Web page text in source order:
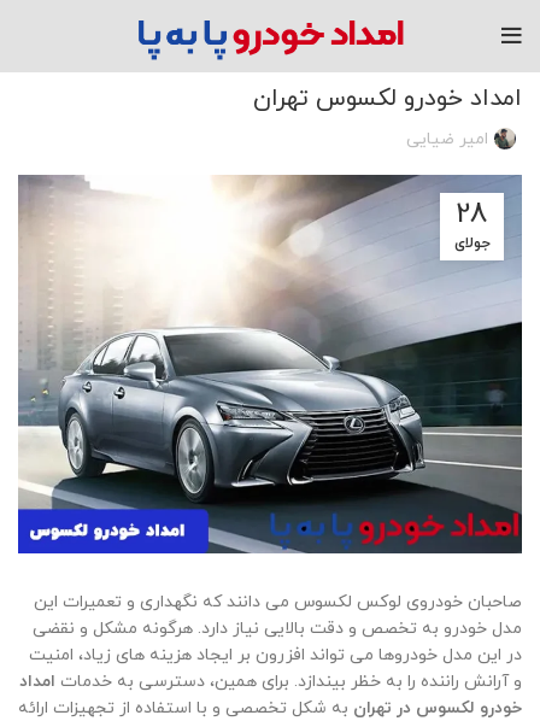
مقاله
امداد خودرو لکسوس تهران
امیر ضیایی
28
جولای
صاحبان خودروی لوکس لکسوس می دانند که نگهداری و تعمیرات این
مدل خودرو به تخصص و دقت بالایی نیاز دارد. هرگونه مشکل و نقضی
در این مدل خودروها می تواند افزرون بر ایجاد هزینه های زیاد، امنیت
و آرانش راننده را به خظر بیندازد. برای همین، دسترسی به خدمات امداد
خودرو لکسوس در تهران به شکل تخصصی و با استفاده از تجهیزات ارائه